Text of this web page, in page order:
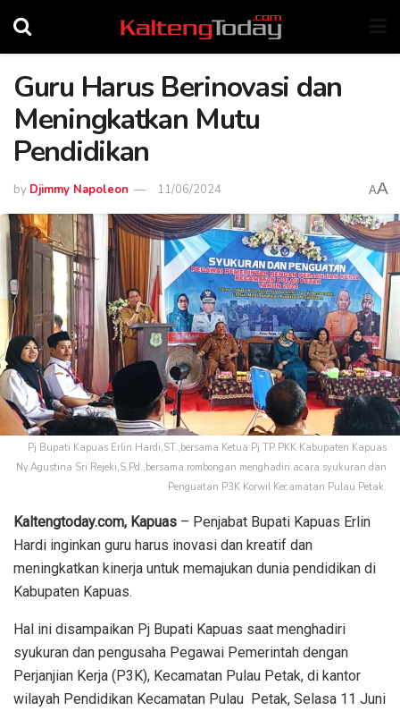
Guru Harus Berinovasi dan
Meningkatkan Mutu
Pendidikan
by Djimmy Napoleon 11/06/2024 AA
Pj Bupati Kapuas Erlin Hardi,ST.,bersama Ketua Pj TP PKK Kabupaten Kapuas
Ny.Agustina Sri Rejeki,S.Pd.,bersama rombongan menghadiri acara syukuran dan
Penguatan P3K Korwil Kecamatan Pulau Petak.
Kaltengtoday.com, Kapuas – Penjabat Bupati Kapuas Erlin
Hardi inginkan guru harus inovasi dan kreatif dan
meningkatkan kinerja untuk memajukan dunia pendidikan di
Kabupaten Kapuas.
Hal ini disampaikan Pj Bupati Kapuas saat menghadiri
syukuran dan pengusaha Pegawai Pemerintah dengan
Perjanjian Kerja (P3K), Kecamatan Pulau Petak, di kantor
wilayah Pendidikan Kecamatan Pulau Petak, Selasa 11 Juni